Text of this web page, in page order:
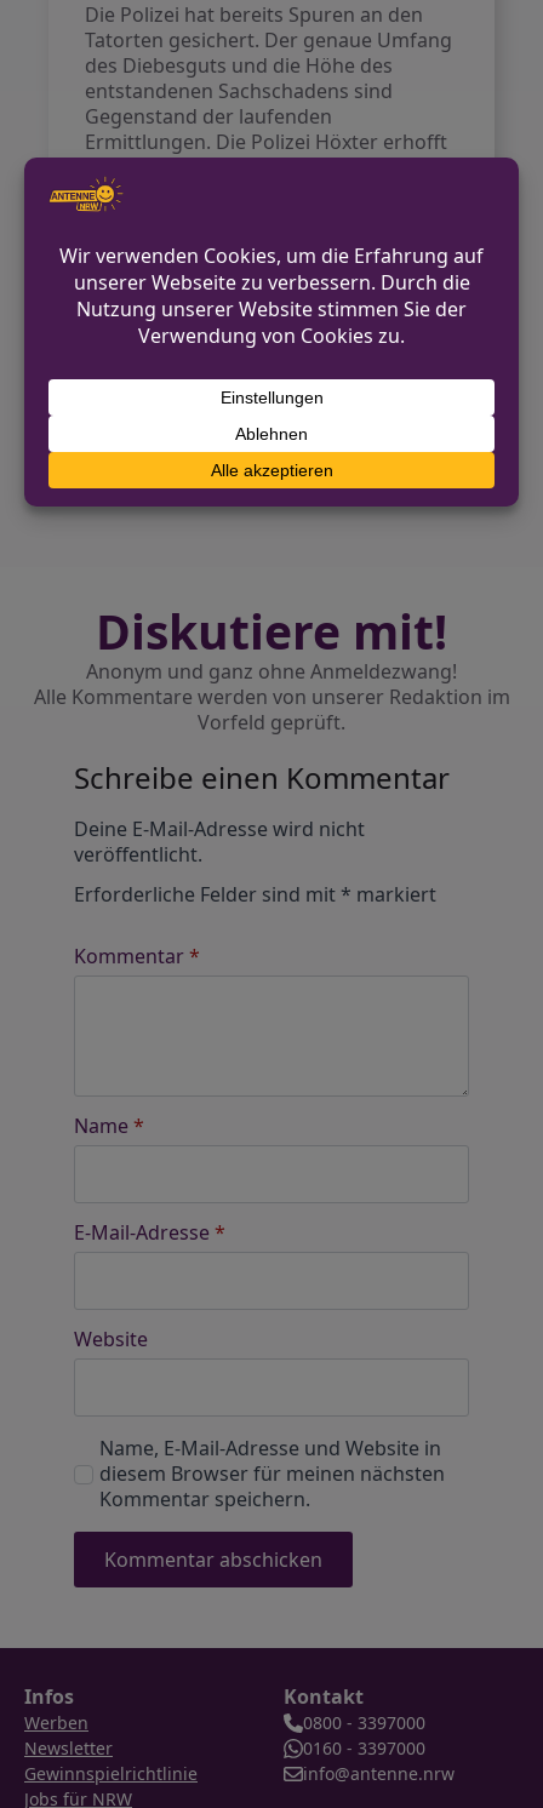
Die Polizei hat bereits Spuren an den
Tatorten gesichert. Der genaue Umfang
des Diebesguts und die Höhe des
entstandenen Sachschadens sind
Gegenstand der laufenden
Ermittlungen. Die Polizei Höxter erhofft
Personen, die im genannten Zeitraum
verdächtige Aktivitäten bemerkt haben,
werden gebeten, sich zu melden.
VORHERIGER BEITRAG
Lüdinghauser Straße
NÄCHSTER BEITRAG
Unfallflucht in Gronau-Epe – Zeugen
gesucht
Diskutiere mit!
Anonym und ganz ohne Anmeldezwang!
Alle Kommentare werden von unserer Redaktion im
Vorfeld geprüft.
Schreibe einen Kommentar
Deine E-Mail-Adresse wird nicht
veröffentlicht.
Erforderliche Felder sind mit* markiert
Kommentar*
Name *
E-Mail-Adresse *
Website
Name, E-Mail-Adresse und Website in
diesem Browser für meinen nächsten
Kommentar speichern.
Infos
Werben
Newsletter
Gewinnspielrichtlinie
Jobs für NRW
Kontakt
0800 - 3397000
0160 - 3397000
info@antenne.nrw